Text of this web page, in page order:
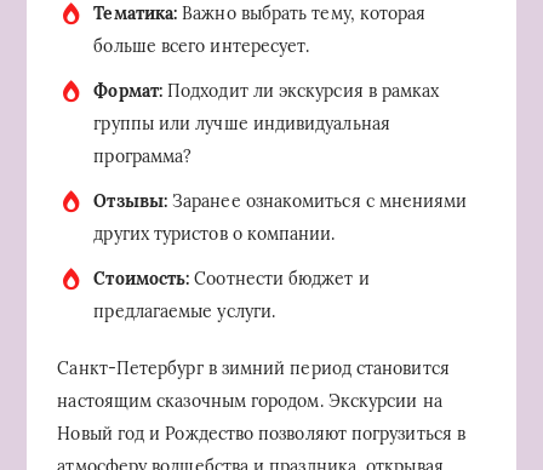
Тематика: Важно выбрать тему, которая
больше всего интересует.
Формат:Подходит ли экскурсия в рамках
группы или лучше индивидуальная
программа?
Отзывы:Заранее ознакомиться с мнениями
других туристов о компании.
Стоимость: Соотнести бюджет и
предлагаемые услуги.
Санкт-Петербург в зимний период становится
настоящим сказочным городом. Экскурсии на
Новый год и Рождество позволяют погрузиться в